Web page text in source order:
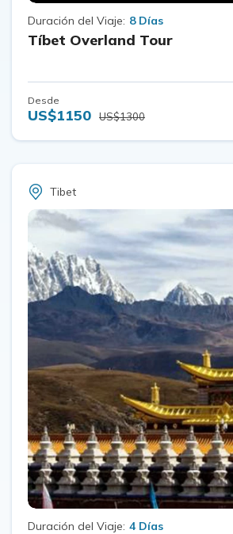
Duración del Viaje: 8 Días
Tíbet Overland Tour
Desde
US$1150 US$1300
Tibet
Duración del Viaje: 4 Días